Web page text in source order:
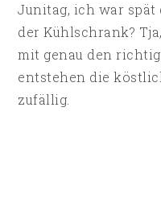
Junitag, ich war spät
der Kühlschrank?
mit genau den
entstehen die
zufällig.